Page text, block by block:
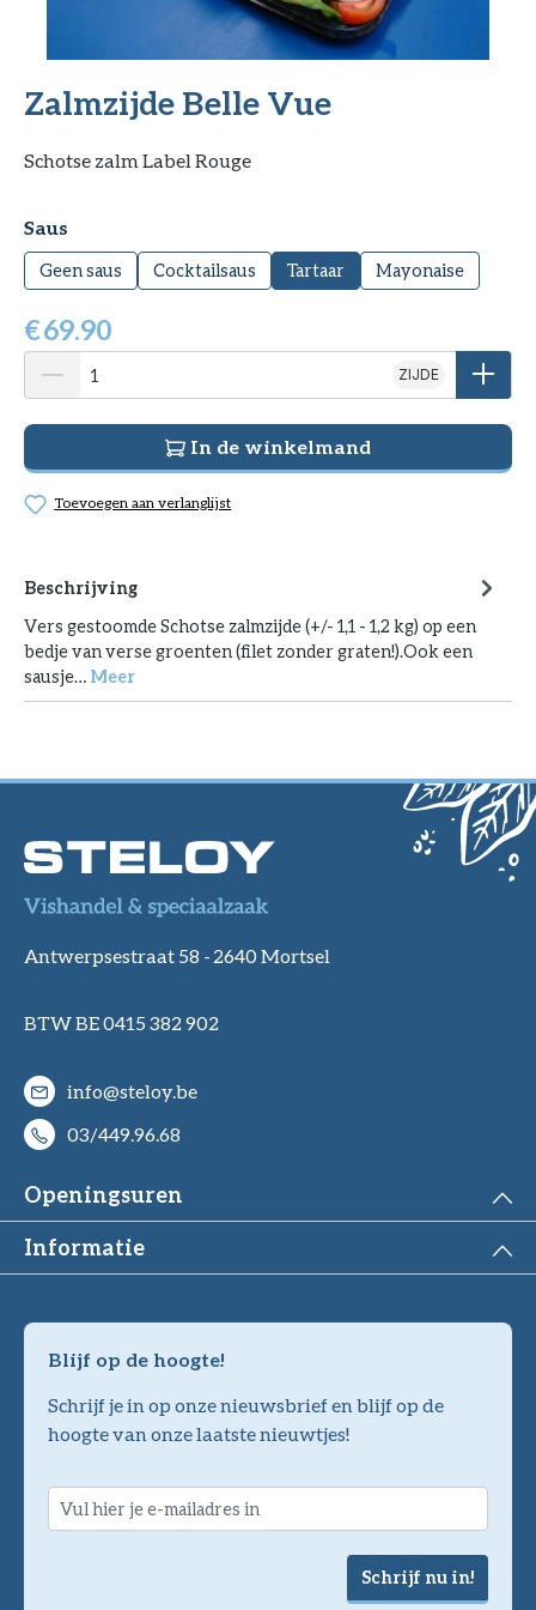
Zalmzijde Belle Vue
Schotse zalm Label Rouge
Selecteer
Saus
Geen saus Cocktailsaus Tartaar Mayonaise
€69.90
ZIJDE
In de winkelmand
Toevoegen aan verlanglijst
Beschrijving
Vers gestoomde Schotse zalmzijde (+/- 1,1 - 1,2 kg) op een
bedje van verse groenten (filet zonder graten!).Ook een
sausje… Meer
Antwerpsestraat 58 - 2640 Mortsel
BTW BE 0415 382 902
info@steloy.be
03/449.96.68
Openingsuren
Informatie
Blijf op de hoogte!
Schrijf je in op onze nieuwsbrief en blijf op de
hoogte van onze laatste nieuwtjes!
Schrijf nu in!